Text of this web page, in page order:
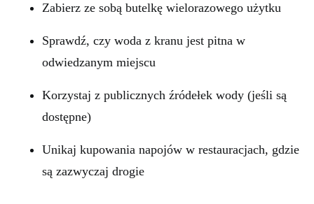
Zabierz ze sobą butelkę wielorazowego użytku
Sprawdź, czy woda z kranu jest pitna w
odwiedzanym miejscu
Korzystaj z publicznych źródełek wody (jeśli są
dostępne)
Unikaj kupowania napojów w restauracjach, gdzie
są zazwyczaj drogie